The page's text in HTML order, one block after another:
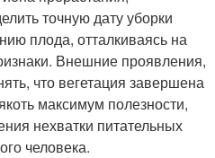
точную дату уборки
плода, отталкиваясь на
Внешние проявления,
что вегетация завершена
максимум полезности,
нехватки питательных
человека.